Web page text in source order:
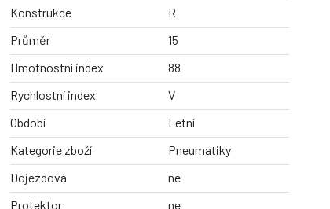
Konstrukce
R
Průměr
15
Hmotnostní index
88
Rychlostní index
V
Období
Letní
Kategorie zboží
Pneumatiky
Dojezdová
ne
Protektor
ne